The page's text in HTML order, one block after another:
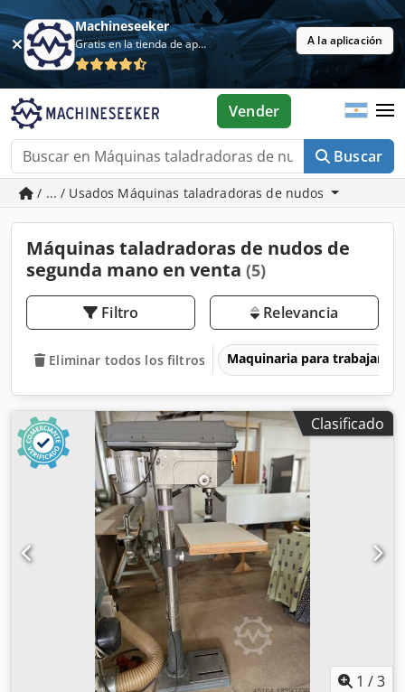
Machineseeker
Gratis en la tienda de aplicaciones A la aplicación
Buscar
Vender
/ ... / Usados Máquinas taladradoras de nudos
Máquinas taladradoras de nudos de
segunda mano en venta (5)
Filtro Relevancia
Eliminar todos los filtros Maquinaria para trabajar la
Clasificado
1 /3